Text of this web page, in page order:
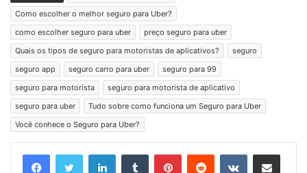
Como escolher o melhor seguro para Uber?
como escolher seguro para uber
preço seguro para uber
Quais os tipos de seguro para motoristas de aplicativos?
seguro
seguro app
seguro carro para uber
seguro para 99
seguro para motorista
seguro para motorista de aplicativo
seguro para uber
Tudo sobre como funciona um Seguro para Uber
Você conhece o Seguro para Uber?